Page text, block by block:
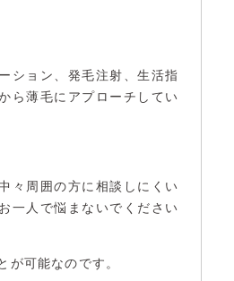
ション、発毛注射、生活指
ら薄毛にアプローチしてい
々周囲の方に相談しにくい
一人で悩まないでください
が可能なのです。